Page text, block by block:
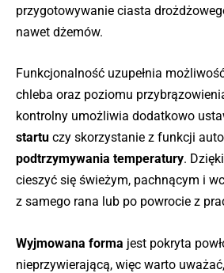
przygotowywanie ciasta
nawet dżemów.
Funkcjonalność uzupełnia
chleba oraz poziomu
kontrolny umożliwia dodatkowo
startu czy skorzystanie z funkcji
podtrzymywania temperatury.
cieszyć się świeżym, pachnącym i
z samego rana lub po powrocie z
Wyjmowana forma jest pokryta
nieprzywierającą, więc warto